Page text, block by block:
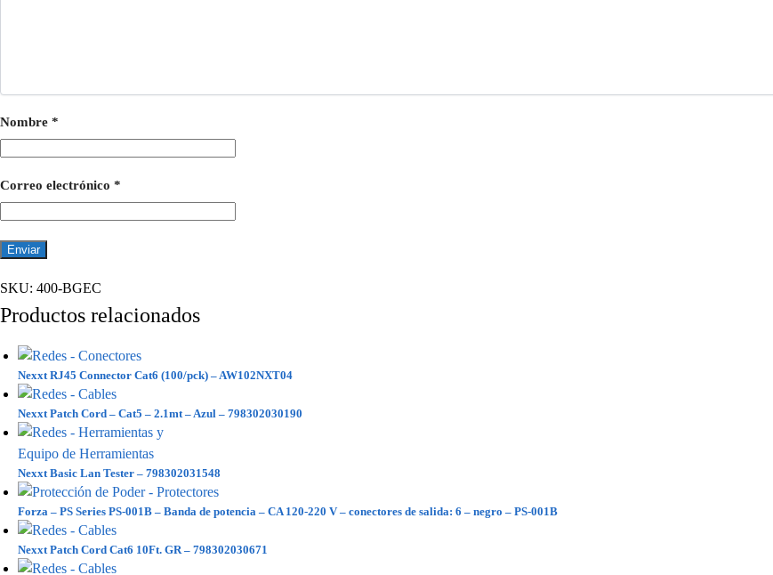
Nombre *
Correo electrónico *
SKU: 400-BGEC
Productos relacionados
Nexxt RJ45 Connector Cat6 (100/pck) – AW102NXT04
Nexxt Patch Cord – Cat5 – 2.1mt – Azul – 798302030190
Nexxt Basic Lan Tester – 798302031548
Forza – PS Series PS-001B – Banda de potencia – CA 120-220 V – conectores de salida: 6 – negro – PS-001B
Nexxt Patch Cord Cat6 10Ft. GR – 798302030671